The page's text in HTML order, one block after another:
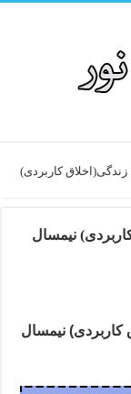
زندگی(اخلاق کاربردی)
نیمسال
کاربردی) نیمسال